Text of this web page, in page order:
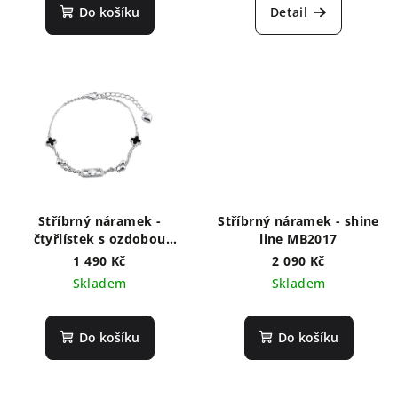
Do košíku Detail
Stříbrný náramek -
čtyřlístek s ozdobou
MP2017
1 490 Kč
Skladem
Do košíku
Stříbrný náramek - shine
line MB2017
2 090 Kč
Skladem
Do košíku